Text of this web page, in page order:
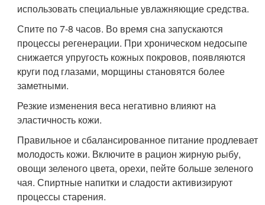
использовать специальные увлажняющие средства.
Спите по 7-8 часов. Во время сна запускаются
процессы регенерации. При хроническом недосыпе
снижается упругость кожных покровов, появляются
круги под глазами, морщины становятся более
заметными.
Резкие изменения веса негативно влияют на
эластичность кожи.
Правильное и сбалансированное питание продлевает
молодость кожи. Включите в рацион жирную рыбу,
овощи зеленого цвета, орехи, пейте больше зеленого
чая. Спиртные напитки и сладости активизируют
процессы старения.